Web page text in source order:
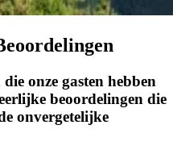
onze gasten hebben
beoordelingen die
onvergetelijke